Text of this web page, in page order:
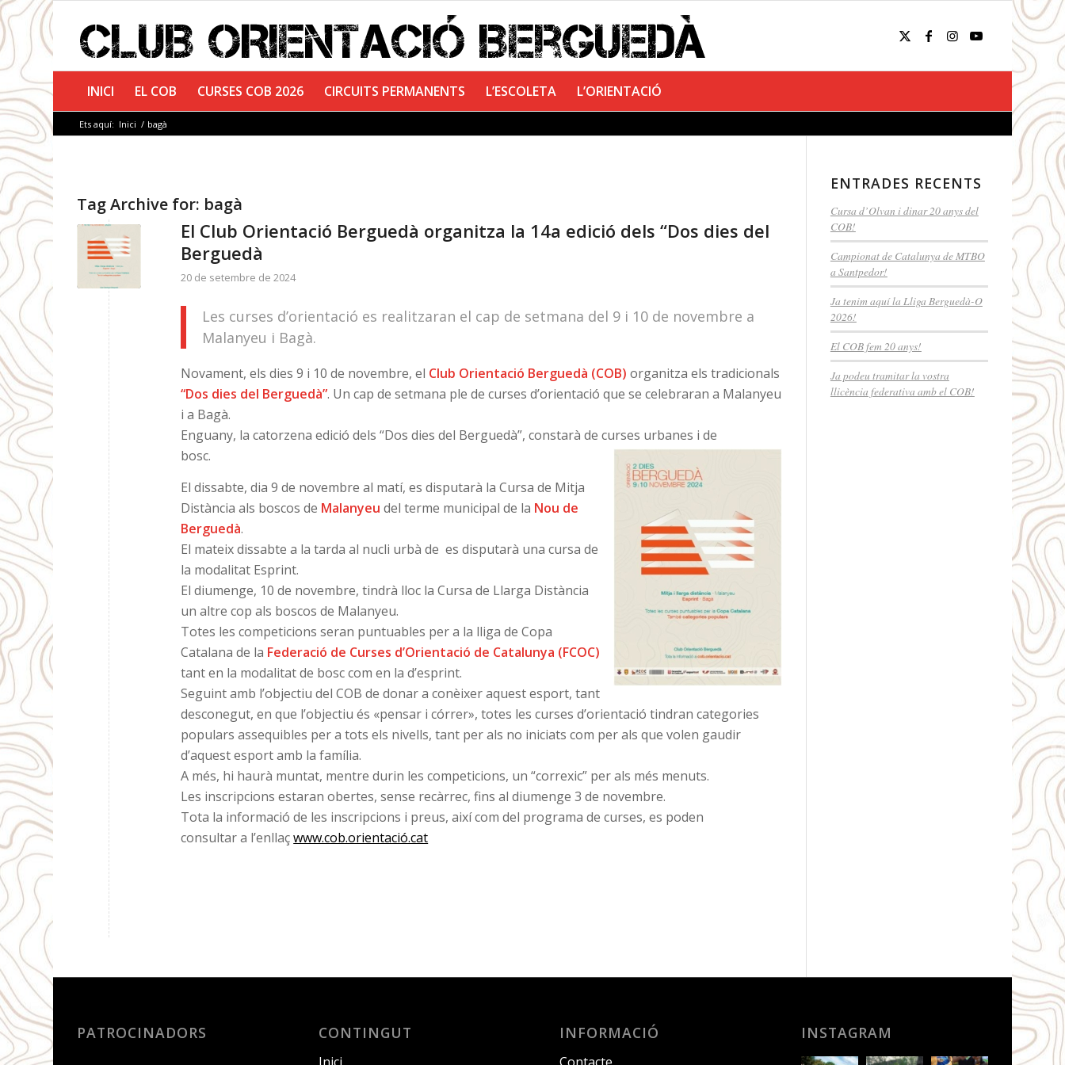
INICI EL COB CURSES COB 2026 CIRCUITS PERMANENTS L’ESCOLETA L’ORIENTACIÓ
Ets aquí: Inici / bagà
Tag Archive for: bagà
El Club Orientació Berguedà organitza la 14a edició dels “Dos dies del
Berguedà
20 de setembre de 2024
Les curses d’orientació es realitzaran el cap de setmana del 9 i 10 de novembre a
Malanyeu i Bagà.
Novament, els dies 9 i 10 de novembre, el Club Orientació Berguedà (COB) organitza els tradicionals
“Dos dies del Berguedà”. Un cap de setmana ple de curses d’orientació que se celebraran a Malanyeu
i a Bagà.
Enguany, la catorzena edició dels “Dos dies del Berguedà”, constarà de curses urbanes i de
bosc.
El dissabte, dia 9 de novembre al matí, es disputarà la Cursa de Mitja
Distància als boscos de Malanyeu del terme municipal de la Nou de
Berguedà.
El mateix dissabte a la tarda al nucli urbà de es disputarà una cursa de
la modalitat Esprint.
El diumenge, 10 de novembre, tindrà lloc la Cursa de Llarga Distància
un altre cop als boscos de Malanyeu.
Totes les competicions seran puntuables per a la lliga de Copa
Catalana de la Federació de Curses d’Orientació de Catalunya (FCOC)
tant en la modalitat de bosc com en la d’esprint.
Seguint amb l’objectiu del COB de donar a conèixer aquest esport, tant
desconegut, en que l’objectiu és «pensar i córrer», totes les curses d’orientació tindran categories
populars assequibles per a tots els nivells, tant per als no iniciats com per als que volen gaudir
d’aquest esport amb la família.
A més, hi haurà muntat, mentre durin les competicions, un “correxic” per als més menuts.
Les inscripcions estaran obertes, sense recàrrec, fins al diumenge 3 de novembre.
Tota la informació de les inscripcions i preus, així com del programa de curses, es poden
consultar a l’enllaçwww.cob.orientació.cat
ENTRADES RECENTS
Cursa d’Olvan i dinar 20 anys del
COB!
Campionat de Catalunya de MTBO
a Santpedor!
Ja tenim aquí la Lliga Berguedà-O
2026!
El COB fem 20 anys!
Ja podeu tramitar la vostra
llicència federativa amb el COB!
PATROCINADORS CONTINGUT INFORMACIÓ INSTAGRAM